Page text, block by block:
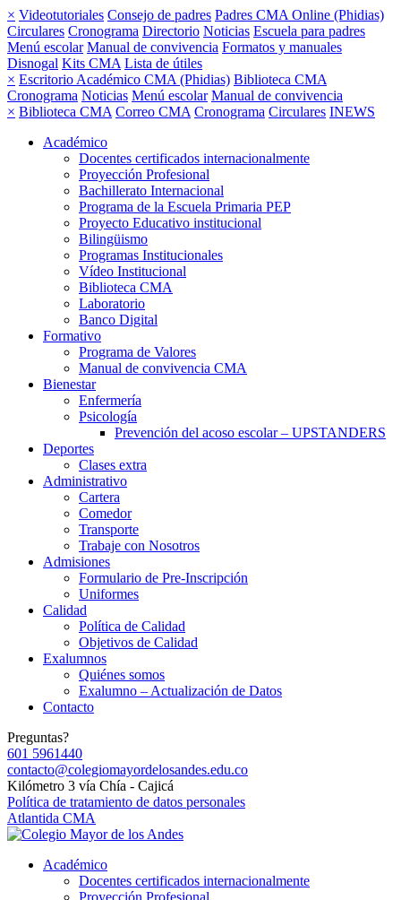
× Videotutoriales Consejo de padres Padres CMA Online (Phidias)
Circulares Cronograma Directorio Noticias Escuela para padres
Menú escolar Manual de convivencia Formatos y manuales
Disnogal Kits CMA Lista de útiles
× Escritorio Académico CMA (Phidias) Biblioteca CMA
Cronograma Noticias Menú escolar Manual de convivencia
× Biblioteca CMA Correo CMA Cronograma Circulares INEWS
Académico
Docentes certificados internacionalmente
Proyección Profesional
Bachillerato Internacional
Programa de la Escuela Primaria PEP
Proyecto Educativo institucional
Bilingüismo
Programas Institucionales
Vídeo Institucional
Biblioteca CMA
Laboratorio
Banco Digital
Formativo
Programa de Valores
Manual de convivencia CMA
Bienestar
Enfermería
Psicología
Prevención del acoso escolar – UPSTANDERS
Deportes
Clases extra
Administrativo
Cartera
Comedor
Transporte
Trabaje con Nosotros
Admisiones
Formulario de Pre-Inscripción
Uniformes
Calidad
Política de Calidad
Objetivos de Calidad
Exalumnos
Quiénes somos
Exalumno – Actualización de Datos
Contacto
Preguntas?
601 5961440
contacto@colegiomayordelosandes.edu.co
Kilómetro 3 vía Chía - Cajicá
Política de tratamiento de datos personales
Atlantida CMA
Académico
Docentes certificados internacionalmente
Proyección Profesional